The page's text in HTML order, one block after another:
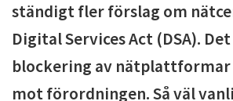
ständigt fler förslag om
Digital Services Act (DSA).
blockering av
mot förordningen. Så väl